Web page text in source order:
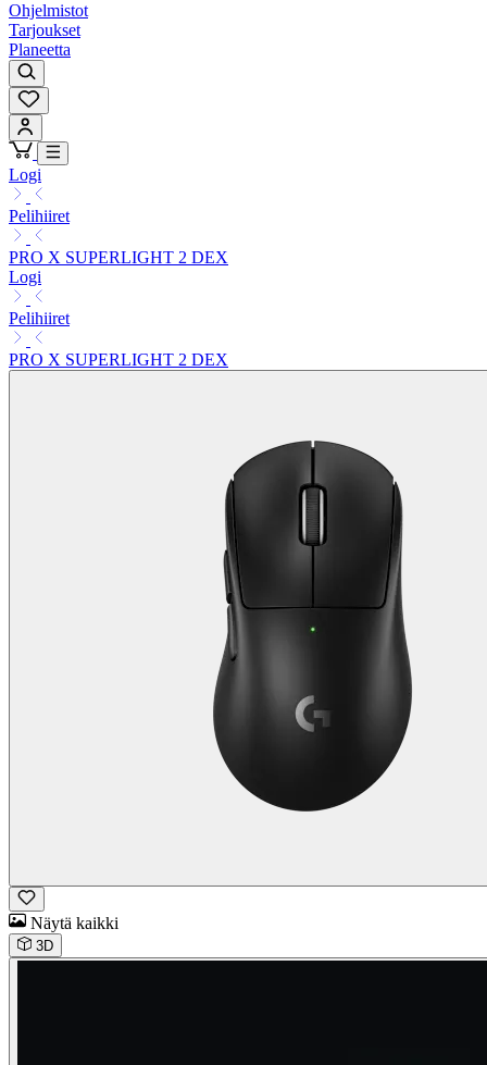
Ohjelmistot
Tarjoukset
Planeetta
Logi
Pelihiiret
PRO X SUPERLIGHT 2 DEX
Logi
Pelihiiret
PRO X SUPERLIGHT 2 DEX
Näytä kaikki
3D